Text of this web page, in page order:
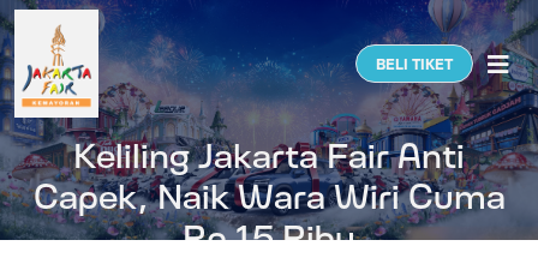
BELI TIKET
Keliling Jakarta Fair Anti
Capek, Naik Wara Wiri Cuma
Rp 15 Ribu